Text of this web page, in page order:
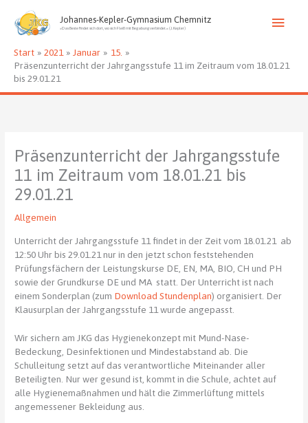
Inhalt
springen
Johannes-Kepler-Gymnasium Chemnitz
»Das Beste findet sich dort, wo sich Fleiß mit Begabung verbindet.« (J. Kepler)
Start 2021 Januar
15.
Präsenzunterricht der Jahrgangsstufe 11 im Zeitraum vom 18.01.21
bis 29.01.21
Präsenzunterricht der Jahrgangsstufe
11 im Zeitraum vom 18.01.21 bis
29.01.21
Allgemein
Unterricht der Jahrgangsstufe 11 findet in der Zeit vom 18.01.21 ab
12:50 Uhr bis 29.01.21 nur in den jetzt schon feststehenden
Prüfungsfächern der Leistungskurse DE, EN, MA, BIO, CH und PH
sowie der Grundkurse DE und MA statt. Der Unterricht ist nach
einem Sonderplan (zum Download Stundenplan) organisiert. Der
Klausurplan der Jahrgangsstufe 11 wurde angepasst.
Wir sichern am JKG das Hygienekonzept mit Mund-Nase-
Bedeckung, Desinfektionen und Mindestabstand ab. Die
Schulleitung setzt auf das verantwortliche Miteinander aller
Beteiligten. Nur wer gesund ist, kommt in die Schule, achtet auf
alle Hygienemaßnahmen und hält die Zimmerlüftung mittels
angemessener Bekleidung aus.